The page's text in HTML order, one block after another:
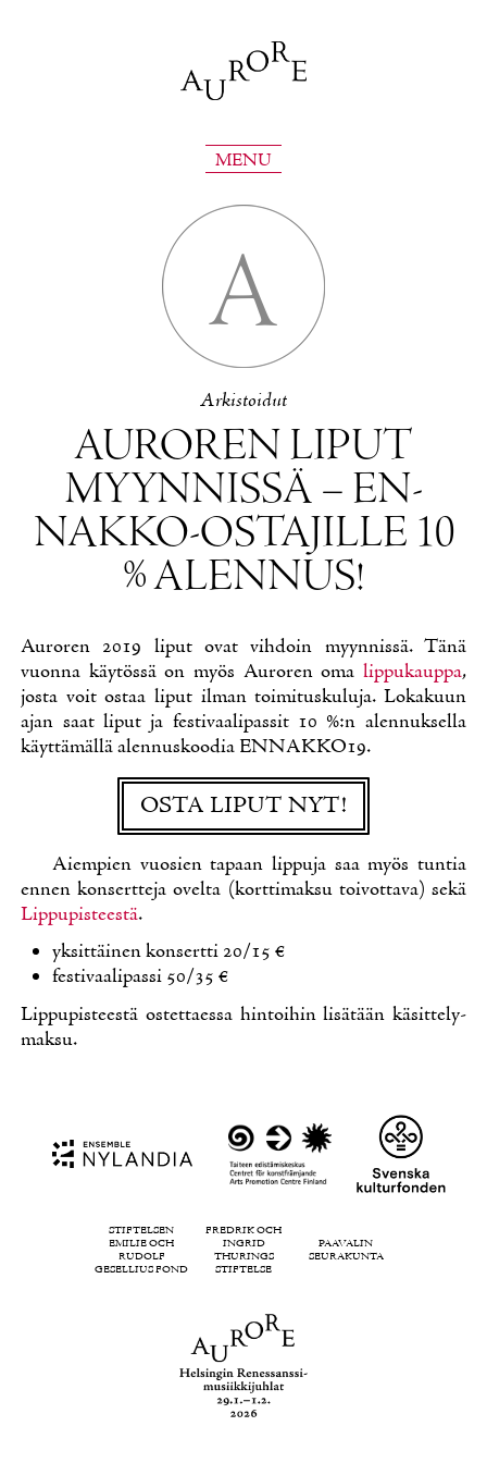
MENU
A
Ar­kis­toi­dut
AU­RO­REN LI­PUT
MYYN­NIS­SÄ – EN­
NAK­KO-OS­TA­JIL­LE 10
% ALEN­NUS!
Au­ro­ren 2019 li­put ovat vih­doin myyn­nis­sä. Tä­nä
vuon­na käy­tös­sä on myös Au­ro­ren oma lip­pu­kaup­pa,
jos­ta voit os­taa li­put il­man toi­mi­tus­ku­lu­ja. Lo­ka­kuun
ajan saat li­put ja fes­ti­vaa­li­pas­sit 10 %:n alen­nuk­sel­la
käyt­tä­mäl­lä alen­nus­koo­dia EN­NAK­KO19.
OS­TA LI­PUT NYT!
Ai­em­pien vuo­sien ta­paan lip­pu­ja saa myös tun­tia
en­nen kon­sert­te­ja ovel­ta (kort­ti­mak­su toi­vot­ta­va) se­kä
Lip­pu­pis­tees­tä.
yk­sit­täi­nen kon­sert­ti 20/15 €
fes­ti­vaa­li­pas­si 50/35 €
Lip­pu­pis­tees­tä os­tet­taes­sa hin­toi­hin li­sä­tään kä­sit­te­ly­
mak­su.
STIFTELSEN
EMILIE OCH
RUDOLF
GESELLIUS FOND
FREDRIK OCH
INGRID
THURINGS
STIFTELSE
PAAVALIN
SEURAKUNTA